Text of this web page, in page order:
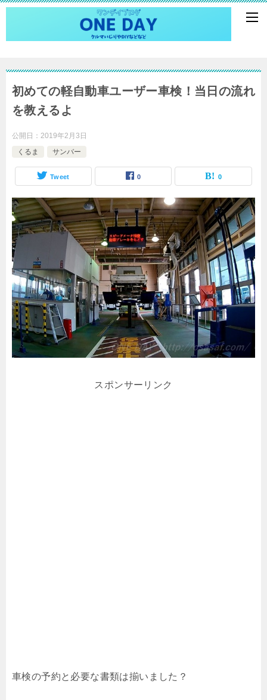
初めての軽自動車ユーザー車検！当日の流れ
を教えるよ
公開日： 2019年2月3日
くるま
サンバー
Tweet 0 0
スポンサーリンク
車検の予約と必要な書類は揃いました？